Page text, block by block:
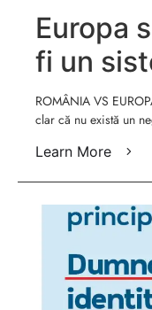
Europa
fi un
imoral
Cristian
ROMÂNIA VS
clar că nu există un
Learn More